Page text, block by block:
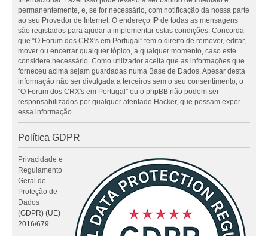
permanentemente, e, se for necessário, com notificação da nossa parte
ao seu Provedor de Internet. O endereço IP de todas as mensagens
são registados para ajudar a implementar estas condições. Concorda
que “O Forum dos CRX's em Portugal” tem o direito de remover, editar,
mover ou encerrar qualquer tópico, a qualquer momento, caso este
considere necessário. Como utilizador aceita que as informações que
forneceu acima sejam guardadas numa Base de Dados. Apesar desta
informação não ser divulgada a terceiros sem o seu consentimento, o
“O Forum dos CRX's em Portugal” ou o phpBB não podem ser
responsabilizados por qualquer atentado Hacker, que possam expor
essa informação.
Política GDPR
Privacidade e
Regulamento
Geral de
Proteção de
Dados
(GDPR) (UE)
2016/679